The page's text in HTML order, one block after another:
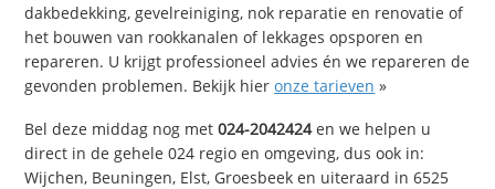
dakbedekking, gevelreiniging, nok reparatie en renovatie of
het bouwen van rookkanalen of lekkages opsporen en
repareren. U krijgt professioneel advies én we repareren de
gevonden problemen. Bekijk hieronze tarieven »
Bel deze middag nog met024-2042424en we helpen u
direct in de gehele 024 regio en omgeving, dus ook in:
Wijchen, Beuningen, Elst, Groesbeek en uiteraard in 6525